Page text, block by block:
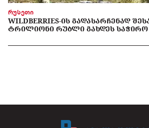
რუსეთი
WILDBERRIES-ᲘᲡ ᲒᲐᲓᲐᲡᲐᲠᲩᲔᲜᲐᲓ
ᲢᲠᲘᲚᲘᲝᲜᲘ ᲠᲣᲑᲚᲘ ᲒᲐᲮᲓᲔᲡ ᲡᲐᲭᲘᲠᲝ -